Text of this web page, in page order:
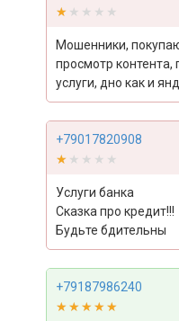
★★★★★
★★★★★
Мошенники,
просмотр
услуги, дно как и
+79017820908
★★★★★
★★★★★
Услуги банка
Сказка про кредит!!!
Будьте бдительны
+79187986240
★★★★★
★★★★★